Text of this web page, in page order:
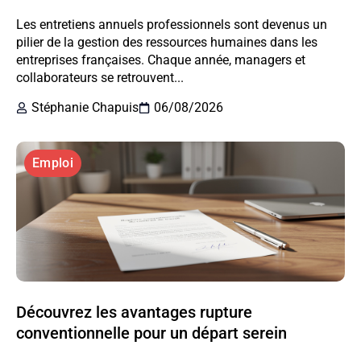
Les entretiens annuels professionnels sont devenus un
pilier de la gestion des ressources humaines dans les
entreprises françaises. Chaque année, managers et
collaborateurs se retrouvent...
Stéphanie Chapuis
06/08/2026
Emploi
Découvrez les avantages rupture
conventionnelle pour un départ serein